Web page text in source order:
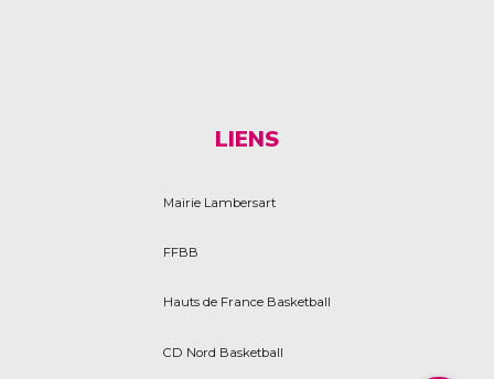
LIENS
Mairie Lambersart
FFBB
Hauts de France Basketball
CD Nord Basketball